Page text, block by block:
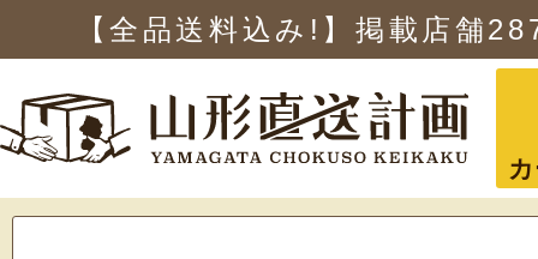
【全品送料込み!】掲載店舗